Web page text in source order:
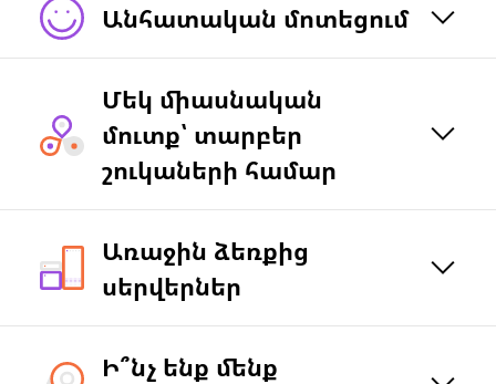
Անհատական մոտեցում
Մեկ միասնական
մուտք՝ տարբեր
շուկաների համար
Առաջին ձեռքից
սերվերներ
Ի՞նչ ենք մենք